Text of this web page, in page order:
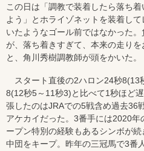
この日は「調教で装着したら落ち
よう」とホライゾネットを装着し
いたようなゴール前ではなかった
が、落ち着きすぎて、本来の走りを
と、角川秀樹調教師が頭をかいた。
スタート直後の2ハロン24秒8(13
8(12秒5～11秒3)と比べて1秒ほど
張したのはJRAでの5戦含め過去36
アケカイだった。3番手には2020
ープン特別の経験もあるシンボが
中団をキープ。昨年の三冠馬で3番